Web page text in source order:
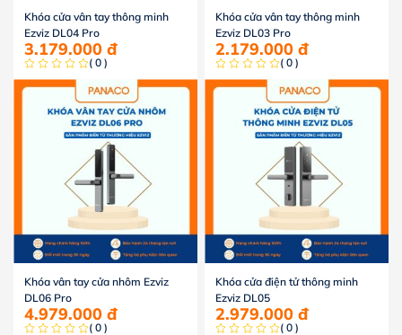
Khóa cửa vân tay thông minh
Ezviz DL04 Pro
3.179.000 đ
( 0 )
Khóa cửa vân tay thông minh
Ezviz DL03 Pro
2.179.000 đ
( 0 )
Khóa vân tay cửa nhôm Ezviz
DL06 Pro
4.979.000 đ
( 0 )
Khóa cửa điện tử thông minh
Ezviz DL05
2.979.000 đ
( 0 )